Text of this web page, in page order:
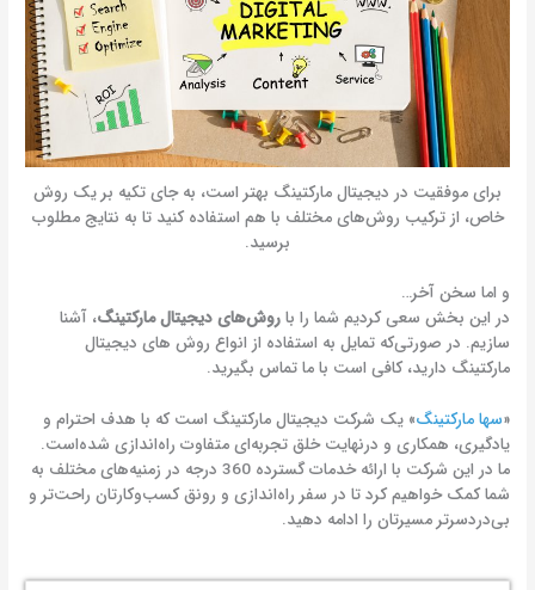
برای موفقیت در دیجیتال مارکتینگ بهتر است، به جای تکیه بر یک روش
خاص، از ترکیب روش‌های مختلف با هم استفاده کنید تا به نتایج مطلوب
برسید.
و اما سخن آخر…
در این بخش سعی کردیم شما را باروش‌های دیجیتال مارکتینگ، آشنا
سازیم. در صورتی‌که تمایل به استفاده از انواع روش های دیجیتال
مارکتینگ دارید، کافی است با ما تماس بگیرید.
«سها مارکتینگ» یک شرکت دیجیتال مارکتینگ است که با هدف احترام و
یادگیری، همکاری و درنهایت خلق تجربه‌ای متفاوت راه‌اندازی شده‌است.
ما در این شرکت با ارائه خدمات گسترده 360 درجه در زمنیه‌های مختلف به
شما کمک خواهیم کرد تا در سفر راه‌اندازی و رونق کسب‌وکارتان راحت‌تر و
بی‌دردسرتر مسیرتان را ادامه دهید.